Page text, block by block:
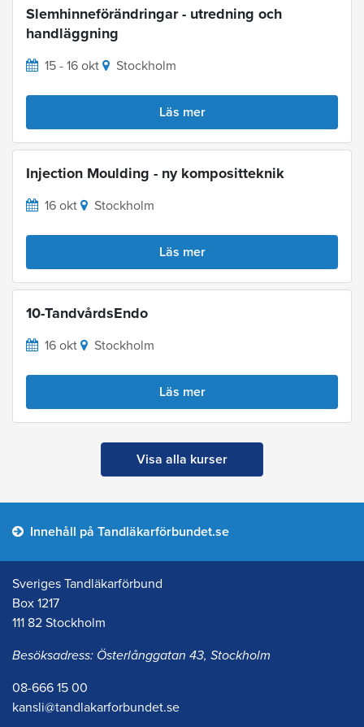
Slemhinneförändringar - utredning och
handläggning
15 - 16 okt Stockholm
Läs mer
Injection Moulding - ny kompositteknik
16 okt Stockholm
Läs mer
10-TandvårdsEndo
16 okt Stockholm
Läs mer
Visa alla kurser
Innehåll på Tandläkarförbundet.se
Sveriges Tandläkarförbund
Box 1217
111 82 Stockholm
Besöksadress: Österlånggatan 43, Stockholm
08-666 15 00
kansli@tandlakarforbundet.se